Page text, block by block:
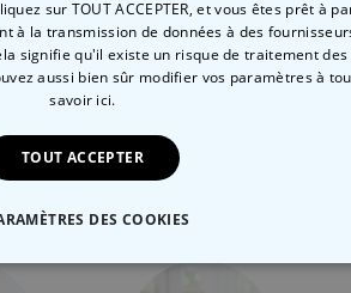
29,99 CHF
concernée
sur TOUT ACCEPTER, et vous êtes prêt à
à la transmission de données à des
signifie qu'il existe un risque de traitement des
aussi bien sûr modifier vos paramètres à
savoir ici.
TOUT ACCEPTER
DES COOKIES
COMMERCIALISATION